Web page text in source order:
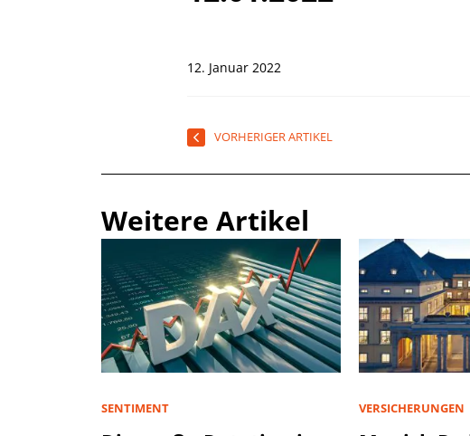
12. Januar 2022
VORHERIGER ARTIKEL
Weitere Artikel
SENTIMENT VERSICHERUNGEN